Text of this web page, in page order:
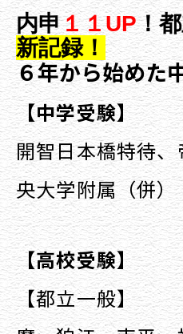
内申１１UP！
新記録！
６年から始めた
【中学受験】
開智日本橋特待
央大学附属（併）
【高校受験】
【都立一般】